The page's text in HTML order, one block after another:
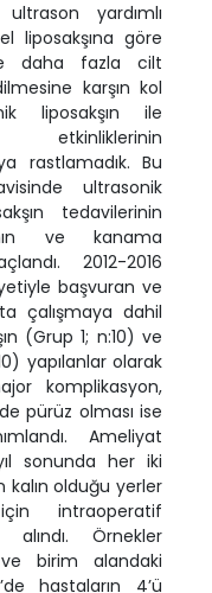
yardımlı
liposakşına göre
daha fazla cilt
karşın kol
liposakşın ile
etkinliklerinin
rastlamadık. Bu
ultrasonik
tedavilerinin
ve kanama
2012-2016
başvuran ve
çalışmaya dahil
(Grup 1; n:10) ve
yapılanlar olarak
komplikasyon,
pürüz olması ise
Ameliyat
sonunda her iki
kalın olduğu yerler
intraoperatif
Örnekler
birim alandaki
hastaların 4’ü